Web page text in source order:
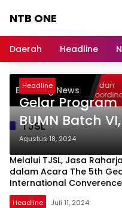
NTB ONE
dan
Berita
Lombok
Daerah Headline
Breaking News
Audiensi, Jasa Raharja dan
PANRB Perkuat
Kepatuhan PKB dan
TJSL
Headline
Gelar Program
BUMN Batch
Anggota IFG
Tingkatkan
Masyarakat
Agustus 18, 2024
Melalui TJSL, Jasa
dalam Acara The 5th
International Converence
Headline Juli 11, 2024